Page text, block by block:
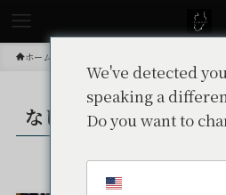
ホーム
なし – tax –
We've detected
speaking a
Do you want to